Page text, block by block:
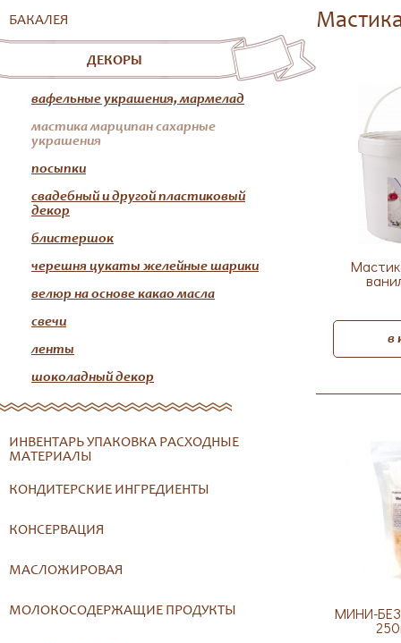
БАКАЛЕЯ
ДЕКОРЫ
вафельные украшения, мармелад
мастика марципан сахарные
украшения
посыпки
свадебный и другой пластиковый
декор
блистершок
черешня цукаты желейные шарики
велюр на основе какао масла
свечи
ленты
шоколадный декор
ИНВЕНТАРЬ УПАКОВКА РАСХОДНЫЕ
МАТЕРИАЛЫ
КОНДИТЕРСКИЕ ИНГРЕДИЕНТЫ
КОНСЕРВАЦИЯ
МАСЛОЖИРОВАЯ
МОЛОКОСОДЕРЖАЩИЕ ПРОДУКТЫ
в
МИНИ-